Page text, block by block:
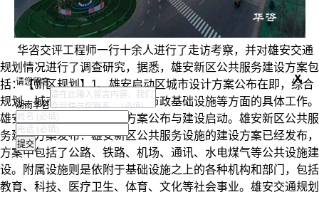
华咨交评工程师一行十余人进行了走访考察，并对雄安交通
规划情况进行了调查研究，据悉，雄安新区公共服务建设方案包
括：【新区规划】1、雄安启动区城市设计方案公布在即， 综合
规划、城市设计、园林绿化、市政基础设施等方面的具体工作。
雄安新区启动区城市设计方案公布与建设启动。 雄安新区公共服
务建设方案发布：雄安新区公共服务设施的建设方案已经发布，
方案中包括了公路、铁路、机场、通讯、水电煤气等公共设施建
设。附属设施则是依附于基础设施之上的各种机构和部门，包括
教育、科技、医疗卫生、体育、文化等社会事业。 雄安交通规划
请您留言 x
湖南华咨